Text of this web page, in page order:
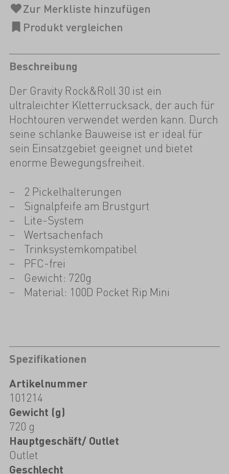
Beschreibung
Der Gravity Rock&Roll 30 ist ein
ultraleichter Kletterrucksack, der auch für
Hochtouren verwendet werden kann. Durch
seine schlanke Bauweise ist er ideal für
sein Einsatzgebiet geeignet und bietet
enorme Bewegungsfreiheit.
2 Pickelhalterungen
Signalpfeife am Brustgurt
Lite-System
Wertsachenfach
Trinksystemkompatibel
PFC-frei
Gewicht: 720g
Material: 100D Pocket Rip Mini
Spezifikationen
Artikelnummer
101214
Gewicht (g)
720 g
Hauptgeschäft/ Outlet
Outlet
Geschlecht